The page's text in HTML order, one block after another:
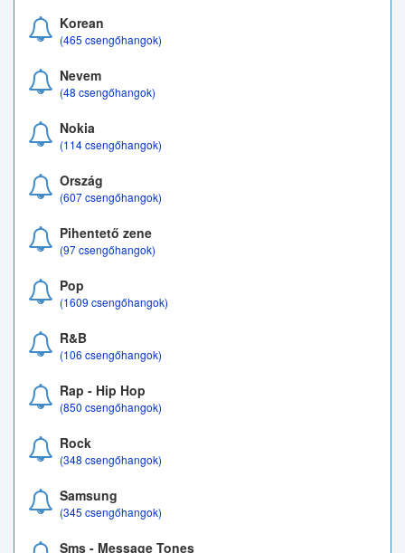
Korean
(465 csengőhangok)
Nevem
(48 csengőhangok)
Nokia
(114 csengőhangok)
Ország
(607 csengőhangok)
Pihentető zene
(97 csengőhangok)
Pop
(1609 csengőhangok)
R&B
(106 csengőhangok)
Rap - Hip Hop
(850 csengőhangok)
Rock
(348 csengőhangok)
Samsung
(345 csengőhangok)
Sms - Message Tones